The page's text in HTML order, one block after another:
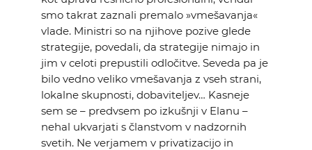
smo takrat zaznali premalo »vmešavanja«
vlade. Ministri so na njihove pozive glede
strategije, povedali, da strategije nimajo in
jim v celoti prepustili odločitve. Seveda pa je
bilo vedno veliko vmešavanja z vseh strani,
lokalne skupnosti, dobaviteljev… Kasneje
sem se – predvsem po izkušnji v Elanu –
nehal ukvarjati s članstvom v nadzornih
svetih. Ne verjamem v privatizacijo in